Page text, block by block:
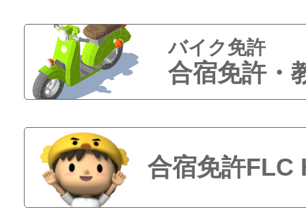
バイク免許
合宿免許・
合宿免許FLC